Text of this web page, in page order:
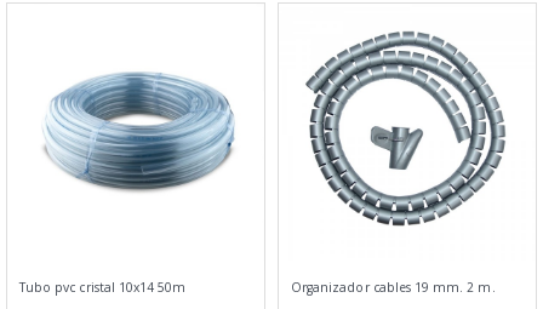
Tubo pvc cristal 10x14 50m Organizador cables 19 mm. 2 m.